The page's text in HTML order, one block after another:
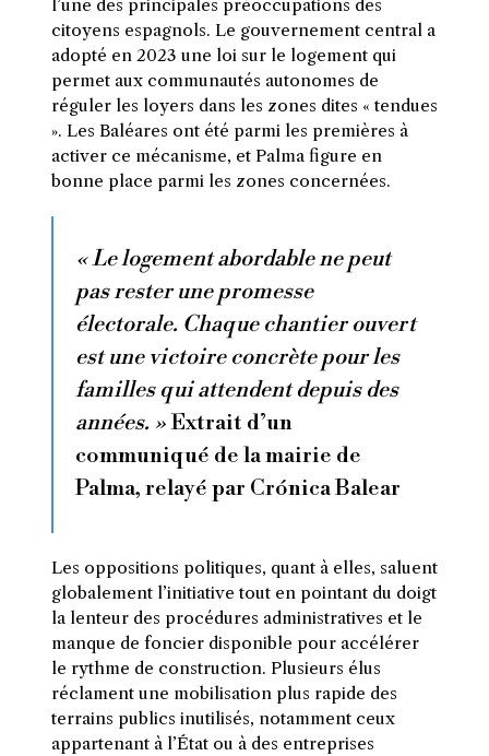
l’une des principales préoccupations des
citoyens espagnols. Le gouvernement central a
adopté en 2023 une loi sur le logement qui
permet aux communautés autonomes de
réguler les loyers dans les zones dites « tendues
». Les Baléares ont été parmi les premières à
activer ce mécanisme, et Palma figure en
bonne place parmi les zones concernées.
« Le logement abordable ne peut
pas rester une promesse
électorale. Chaque chantier ouvert
est une victoire concrète pour les
familles qui attendent depuis des
années. »Extrait d’un
communiqué de la mairie de
Palma, relayé par Crónica Balear
Les oppositions politiques, quant à elles, saluent
globalement l’initiative tout en pointant du doigt
la lenteur des procédures administratives et le
manque de foncier disponible pour accélérer
le rythme de construction. Plusieurs élus
réclament une mobilisation plus rapide des
terrains publics inutilisés, notamment ceux
appartenant à l’État ou à des entreprises